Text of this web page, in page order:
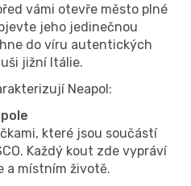
vámi otevře město plné
jeho jedinečnou
do víru autentických
jižní Itálie.
Neapol:
které jsou součástí
Každý kout zde vypráví
a místním životě.